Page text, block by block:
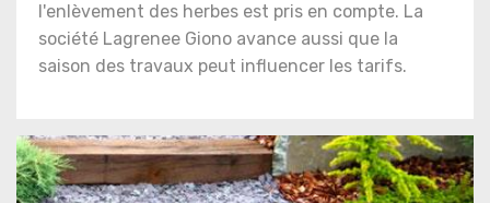
l'enlèvement des herbes est pris en compte. La
société Lagrenee Giono avance aussi que la
saison des travaux peut influencer les tarifs.